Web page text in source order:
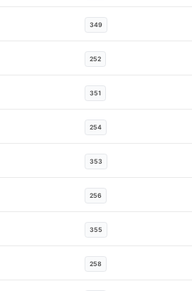
349
252
351
254
353
256
355
258